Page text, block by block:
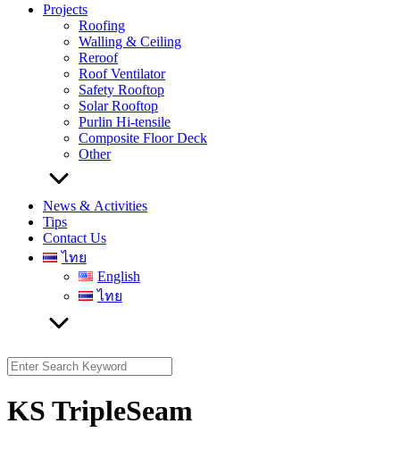
Projects
Roofing
Walling & Ceiling
Reroof
Roof Ventilator
Safety Rooftop
Solar Rooftop
Purlin Hi-tensile
Composite Floor Deck
Other
News & Activities
Tips
Contact Us
ไทย
English
ไทย
Search
for:
KS TripleSeam